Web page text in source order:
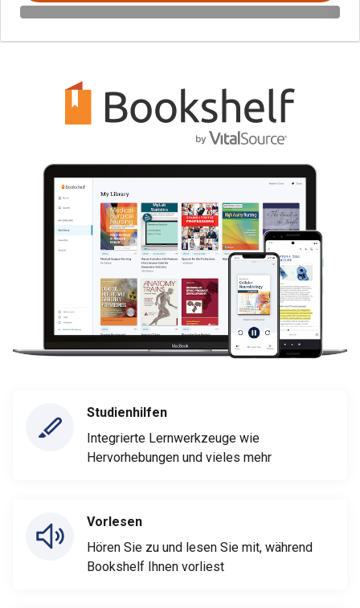
Studienhilfen
Integrierte Lernwerkzeuge wie
Hervorhebungen und vieles mehr
Vorlesen
Hören Sie zu und lesen Sie mit, während
Bookshelf Ihnen vorliest